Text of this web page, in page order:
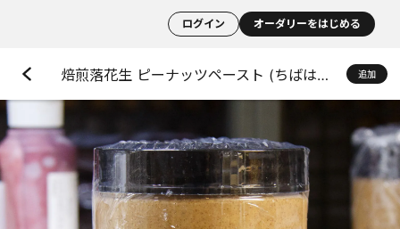
ログイン オーダリーをはじめる
焙煎落花生 ピーナッツペースト (ちばはんだち) 無糖・無塩 追加